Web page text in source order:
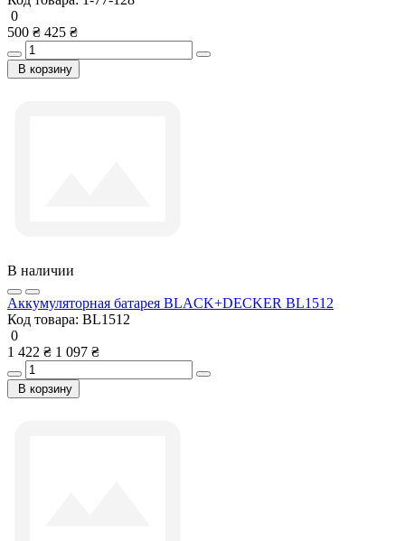
0
500 ₴ 425 ₴
В корзину
В наличии
Аккумуляторная батарея BLACK+DECKER BL1512
Код товара: BL1512
0
1 422 ₴ 1 097 ₴
В корзину